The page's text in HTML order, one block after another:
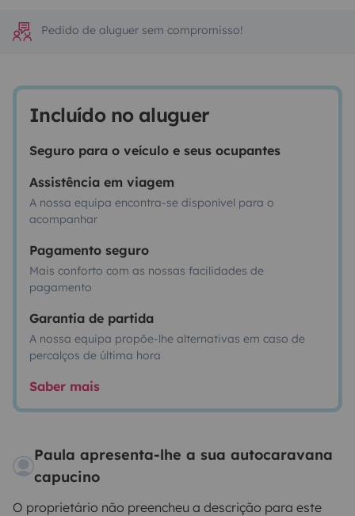
Pedido de aluguer sem compromisso!
Incluído no aluguer
Seguro para o veículo e seus ocupantes
Assistência em viagem
A nossa equipa encontra-se disponível para o
acompanhar
Pagamento seguro
Mais conforto com as nossas facilidades de
pagamento
Garantia de partida
A nossa equipa propõe-lhe alternativas em caso de
percalços de última hora
Saber mais
Paula apresenta-lhe a sua autocaravana
capucino
O proprietário não preencheu a descrição para este